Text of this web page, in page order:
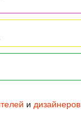
и дизайнеров